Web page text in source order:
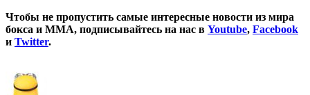
Чтобы не пропустить самые интересные новости из мира
бокса и ММА, подписывайтесь на нас в Youtube, Facebook
и Twitter.